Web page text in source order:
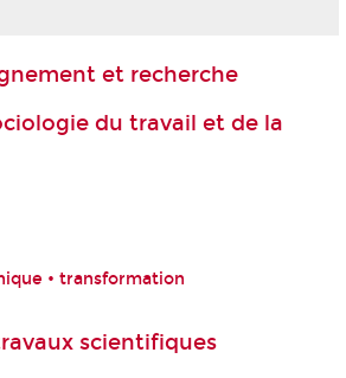
et recherche
du travail et de la
• transformation
scientifiques